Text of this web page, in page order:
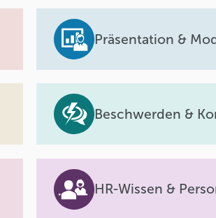
Präsentation &
Beschwerden &
HR-Wissen &